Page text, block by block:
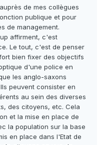
de mes collègues
publique et pour
de management.
affirment, c'est
Le tout, c'est de penser
bien fixer des objectifs
d'une police en
les anglo-saxons
peuvent consister en
au sein des diverses
des citoyens, etc. Cela
et la mise en place de
la population sur la base
en place dans l'Etat de